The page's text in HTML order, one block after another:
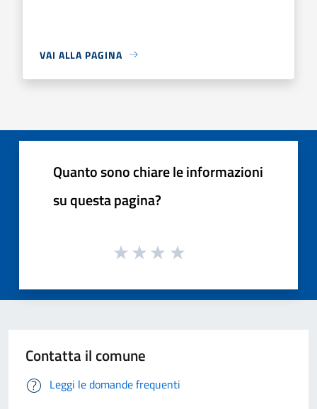
VAI ALLA PAGINA
Quanto sono chiare le informazioni
su questa pagina?
Contatta il comune
Leggi le domande frequenti